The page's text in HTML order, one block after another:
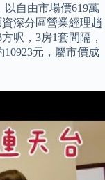
以自由市場價619萬
深分區營業經理趙
呎，3房1套間隔，
10923元，屬市價成